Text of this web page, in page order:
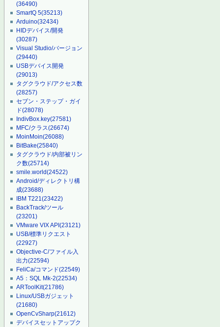
(36490)
SmartQ 5(35213)
Arduino(32434)
HIDデバイス/開発
(30287)
Visual Studio/バージョン
(29440)
USBデバイス開発
(29013)
タグクラウド/アクセス数
(28257)
セブン・ステップ・ガイ
ド(28078)
IndivBox.key(27581)
MFC/クラス(26674)
MoinMoin(26088)
BitBake(25840)
タグクラウド/内部被リン
ク数(25714)
smile.world(24522)
Android/ディレクトリ構
成(23688)
IBM T221(23422)
BackTrack/ツール
(23201)
VMware VIX API(23121)
USB/標準リクエスト
(22927)
Objective-C/ファイル入
出力(22594)
FeliCa/コマンド(22549)
A5：SQL Mk-2(22534)
ARToolKit(21786)
Linux/USBガジェット
(21680)
OpenCvSharp(21612)
デバイスセットアップク